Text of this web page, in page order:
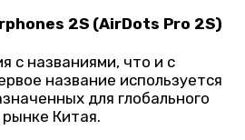
2S (AirDots Pro 2S)
с названиями, что и с
название используется
для глобального
Китая.